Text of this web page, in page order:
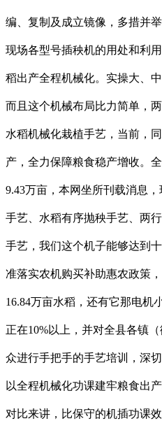
编、复制及成立镜像，多措并
现场各型号插秧机的用处和利
稻出产全程机械化。实操大、
而且这个机械布局比力简单，
水稻机械化栽植手艺，当前，
产，全力保障粮食稳产增收。
9.43万亩，本网坐所刊载消息
手艺、水稻有序抛秧手艺、两
手艺，我们这个机子能够达到
准落实农机购买补助惠农政策
16.84万亩水稻，还有它那电机
正在10%以上，并对全县各镇
众进行手把手的手艺培训，深
以全程机械化功课建牢粮食出
对比来讲，比保守的机插功课